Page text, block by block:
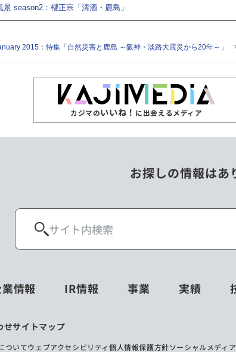
景 season2：櫻正宗「清酒・鹿島」
2015：特集「自然災害と鹿島 ～阪神・淡路大震災から20年～」
カジマのいいね！ に出会えるメディア
お探しの情報はあ
情報 IR情報 事業 実績
せサイトマップ
ついてウェブアクセシビリティ個人情報保護方針ソーシャルメディ